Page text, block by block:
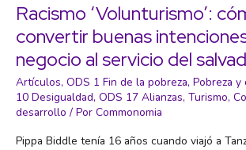
Racismo ‘Volunturismo’:
convertir buenas
negocio al servicio del
Artículos, ODS 1 Fin de la pobreza, Pobreza y
10 Desigualdad, ODS 17 Alianzas, Turismo,
desarrollo / Por Commonomia
Pippa Biddle tenía 16 años cuando viajó a